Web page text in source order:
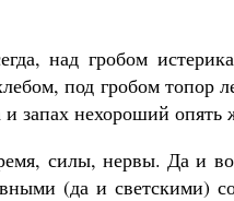
над гробом
под гробом топор
и запах нехороший опять
силы, нервы. Да и
(да и светскими)